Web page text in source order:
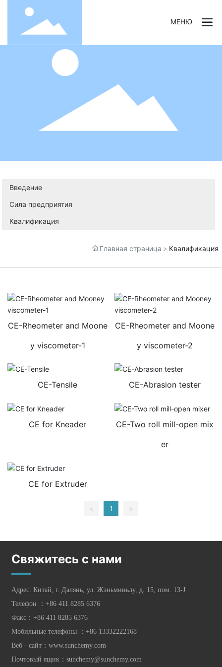
МЕНЮ
Введение
Сила предприятия
Квалификация
Главная страница Квалификация
CE-Rheometer and Moone
y viscometer-1
CE-Rheometer and Moone
y viscometer-2
CE-Tensile CE-Abrasion tester
CE for Kneader
CE-Two roll mill-open mix
er
CE for Extruder
< 1 >
Свяжитесь с нами
Адрес: Китай, г. Далянь, ул. Жэньминьлу, д. 15, пом. 13-J
Телефон ：+86 411 8285 6376
Факс：+86 411 8285 6376
Мобильные телефоны ：+86 13332222168
Веб - сайт：www.sunchemy.com
Почтовый ящик：sunchemy@sunchemy.com